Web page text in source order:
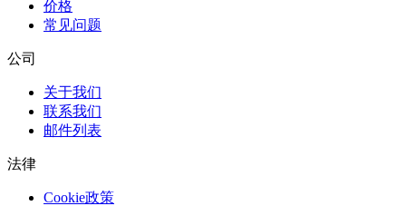
价格
常见问题
公司
关于我们
联系我们
邮件列表
法律
Cookie政策